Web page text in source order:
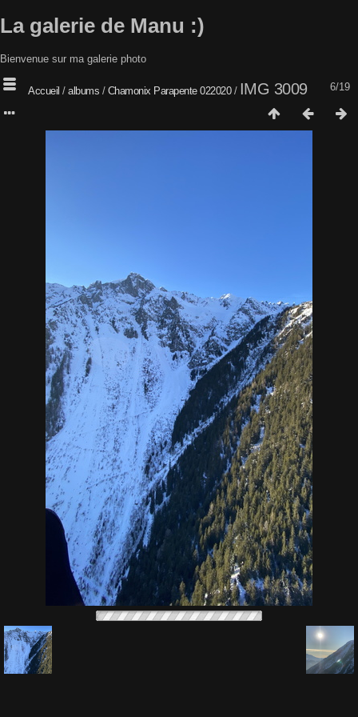
La galerie de Manu :)
Bienvenue sur ma galerie photo
6/19
Accueil / albums / Chamonix Parapente 022020/ IMG 3009